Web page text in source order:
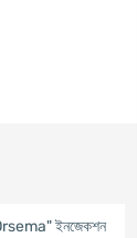
"Orsema" ইনজেকশন